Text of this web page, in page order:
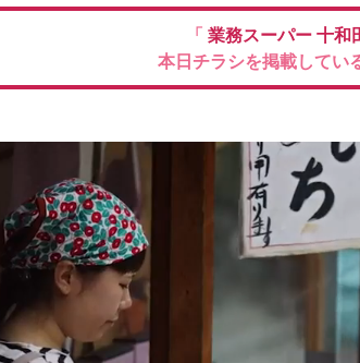
「 業務スーパー 十和
本日チラシを掲載してい